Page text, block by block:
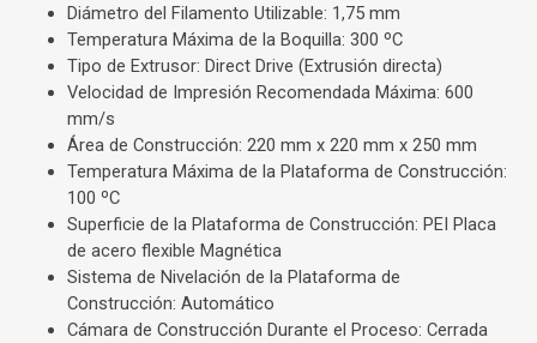
Diámetro del Filamento Utilizable: 1,75 mm
Temperatura Máxima de la Boquilla: 300 ºC
Tipo de Extrusor: Direct Drive (Extrusión directa)
Velocidad de Impresión Recomendada Máxima: 600
mm/s
Área de Construcción: 220 mm x 220 mm x 250 mm
Temperatura Máxima de la Plataforma de Construcción:
100 ºC
Superficie de la Plataforma de Construcción: PEI Placa
de acero flexible Magnética
Sistema de Nivelación de la Plataforma de
Construcción: Automático
Cámara de Construcción Durante el Proceso: Cerrada